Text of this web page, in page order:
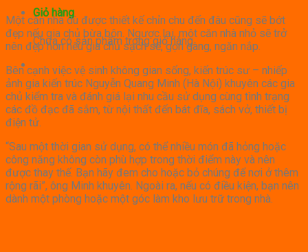
Giỏ hàng
Chưa có sản phẩm trong giỏ hàng.
Một căn nhà dù được thiết kế chỉn chu đến đâu cũng sẽ bớt
đẹp nếu gia chủ bừa bộn. Ngược lại, một căn nhà nhỏ sẽ trở
nên đẹp hơn nếu gia chủ sạch sẽ, gọn gàng, ngăn nắp.
Bên cạnh việc vệ sinh không gian sống, kiến trúc sư – nhiếp
ảnh gia kiến trúc Nguyễn Quang Minh (Hà Nội) khuyên các gia
chủ kiểm tra và đánh giá lại nhu cầu sử dụng cùng tình trạng
các đồ đạc đã sắm, từ nội thất đến bát đĩa, sách vở, thiết bị
điện tử.
“Sau một thời gian sử dụng, có thể nhiều món đã hỏng hoặc
công năng không còn phù hợp trong thời điểm này và nên
được thay thế. Bạn hãy đem cho hoặc bỏ chúng để nơi ở thêm
rộng rãi”, ông Minh khuyên. Ngoài ra, nếu có điều kiện, bạn nên
dành một phòng hoặc một góc làm kho lưu trữ trong nhà.